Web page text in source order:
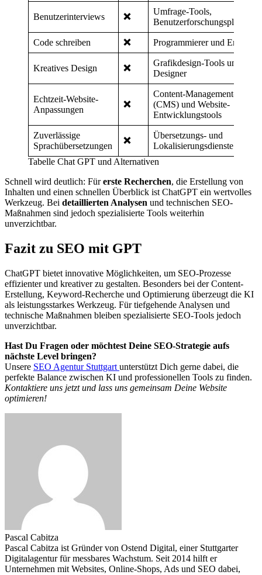
Benutzerinterviews ❌
Umfrage-Tools,
Code schreiben ❌ Programmierer und
Kreatives Design ❌
Grafikdesign-Tools und
Designer
Echtzeit-Website-
Anpassungen
❌
Content-Management-
(CMS) und Website-
Entwicklungstools
Zuverlässige
Sprachübersetzungen
❌
Übersetzungs- und
Lokalisierungsdienste
Tabelle Chat GPT und Alternativen
Schnell wird deutlich: Fürerste Recherchen, die Erstellung von
Inhalten und einen schnellen Überblick ist ChatGPT ein wertvolles
Werkzeug. Bei detaillierten Analysen und technischen SEO-
Maßnahmen sind jedoch spezialisierte Tools weiterhin
unverzichtbar.
Fazit zu SEO mit GPT
ChatGPT bietet innovative Möglichkeiten, um SEO-Prozesse
effizienter und kreativer zu gestalten. Besonders bei derContent-
Erstellung, Keyword-Recherche und Optimierung überzeugt die KI
als leistungsstarkes Werkzeug. Für tiefgehende Analysen und
technische Maßnahmen bleiben spezialisierte SEO-Tools jedoch
unverzichtbar.
Hast Du Fragen oder möchtest Deine SEO-Strategie aufs
nächste Level bringen?
Unsere SEO Agentur Stuttgart unterstützt Dich gerne dabei, die
perfekte Balance zwischen KI und professionellen Tools zu finden.
Kontaktiere uns jetzt und lass uns gemeinsam Deine Website
optimieren!
Pascal Cabitza
Pascal Cabitza ist Gründer von Ostend Digital, einer Stuttgarter
Digitalagentur für messbares Wachstum. Seit 2014 hilft er
Unternehmen mit Websites, Online-Shops, Ads und SEO dabei,